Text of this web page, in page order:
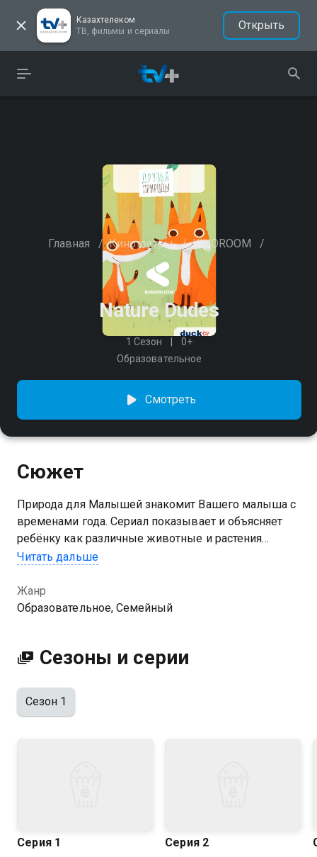
Казахтелеком
ТВ, фильмы и сериалы
Открыть
Главная / Кинотеатры / KINOROOM /
Nature Dudes
1 Сезон
0+
Образовательное
Смотреть
Сюжет
Природа для Малышей знакомит Вашего малыша с
временами года. Сериал показывает и объясняет
ребёнку как различные животные и растения
наслаждаются разной погодой в течение всего года.
Читать дальше
Жанр
Образовательное, Семейный
Сезоны и серии
Сезон 1
Серия 1 Серия 2